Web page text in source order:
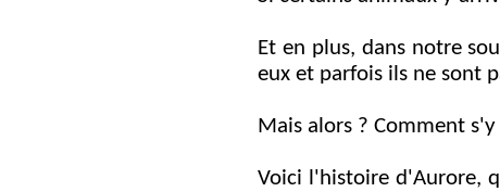
Et en plus, dans notre
eux et parfois ils ne sont
Mais alors ? Comment
Voici l'histoire d'Aurore,